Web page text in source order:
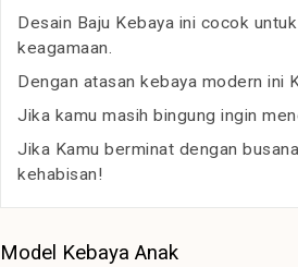
Desain Baju Kebaya ini cocok
keagamaan.
Dengan atasan kebaya modern ini
Jika kamu masih bingung ingin
Jika Kamu berminat dengan
kehabisan!
Model Kebaya Anak